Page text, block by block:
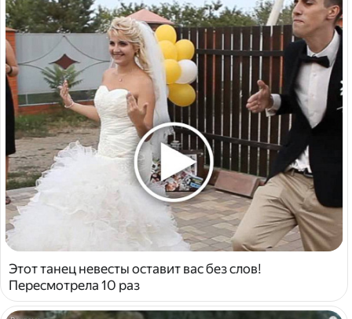
Этот танец невесты оставит вас без слов!
Пересмотрела 10 раз